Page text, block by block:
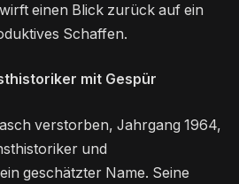
einen Blick zurück auf ein
Schaffen.
mit Gespür
verstorben, Jahrgang 1964,
und
geschätzter Name. Seine